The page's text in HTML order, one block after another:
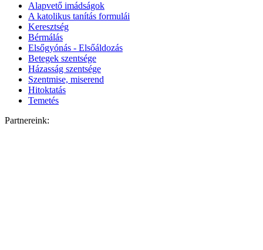
Alapvető imádságok
A katolikus tanítás formulái
Keresztség
Bérmálás
Elsőgyónás - Elsőáldozás
Betegek szentsége
Házasság szentsége
Szentmise, miserend
Hitoktatás
Temetés
Partnereink: